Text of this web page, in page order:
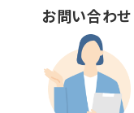
お問い合わせ